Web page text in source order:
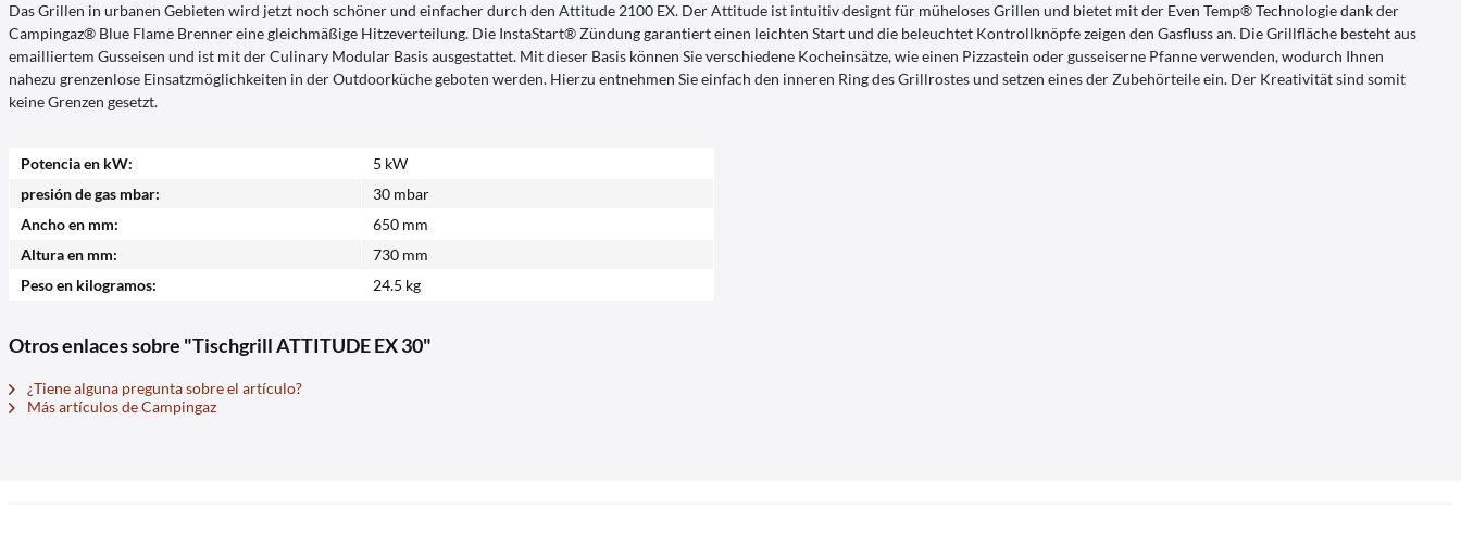
Das Grillen in urbanen Gebieten wird jetzt noch schöner und einfacher durch den Attitude 2100 EX. Der Attitude ist intuitiv designt für müheloses Grillen und bietet mit der Even Temp® Technologie dank der
Campingaz® Blue Flame Brenner eine gleichmäßige Hitzeverteilung. Die InstaStart® Zündung garantiert einen leichten Start und die beleuchtet Kontrollknöpfe zeigen den Gasfluss an. Die Grillfläche besteht aus
emailliertem Gusseisen und ist mit der Culinary Modular Basis ausgestattet. Mit dieser Basis können Sie verschiedene Kocheinsätze, wie einen Pizzastein oder gusseiserne Pfanne verwenden, wodurch Ihnen
nahezu grenzenlose Einsatzmöglichkeiten in der Outdoorküche geboten werden. Hierzu entnehmen Sie einfach den inneren Ring des Grillrostes und setzen eines der Zubehörteile ein. Der Kreativität sind somit
keine Grenzen gesetzt.
Potencia en kW:
5 kW
presión de gas mbar:
30 mbar
Ancho en mm:
650 mm
Altura en mm:
730 mm
Peso en kilogramos:
24.5 kg
Otros enlaces sobre "Tischgrill ATTITUDE EX 30"
¿Tiene alguna pregunta sobre el artículo?
Más artículos de Campingaz